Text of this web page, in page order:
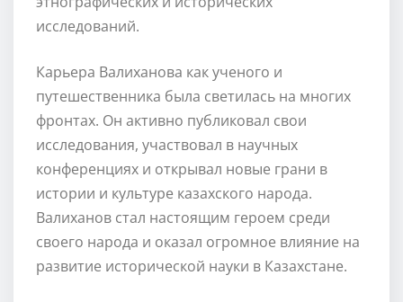
исследований.
Карьера Валиханова как ученого и
путешественника была светилась на многих
фронтах. Он активно публиковал свои
исследования, участвовал в научных
конференциях и открывал новые грани в
истории и культуре казахского народа.
Валиханов стал настоящим героем среди
своего народа и оказал огромное влияние на
развитие исторической науки в Казахстане.